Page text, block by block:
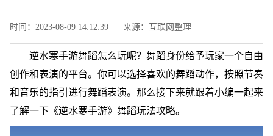
时间：2023-08-09 14:12:39 来源：互联网整理
逆水寒手游舞蹈怎么玩呢？舞蹈身份给予玩家一个自由
创作和表演的平台。你可以选择喜欢的舞蹈动作，按照节奏
和音乐的指引进行舞蹈表演。那么接下来就跟着小编一起来
了解一下《逆水寒手游》舞蹈玩法攻略。